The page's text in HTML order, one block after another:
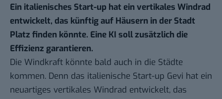
Ein italienisches Start-up hat ein vertikales Windrad
entwickelt, das künftig auf Häusern in der Stadt
Platz finden könnte. Eine KI soll zusätzlich die
Effizienz garantieren.
Die Windkraft könnte bald auch in die Städte
kommen. Denn das italienische Start-up Gevi hat ein
neuartiges vertikales Windrad entwickelt, das